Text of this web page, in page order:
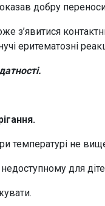
добру
з’явитися
еритематозні
температурі не
для